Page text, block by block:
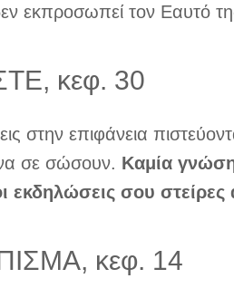
εκπροσωπεί τον Εαυτό
κεφ. 30
στην επιφάνεια
σε σώσουν. Καμία
εκδηλώσεις σου
κεφ. 14